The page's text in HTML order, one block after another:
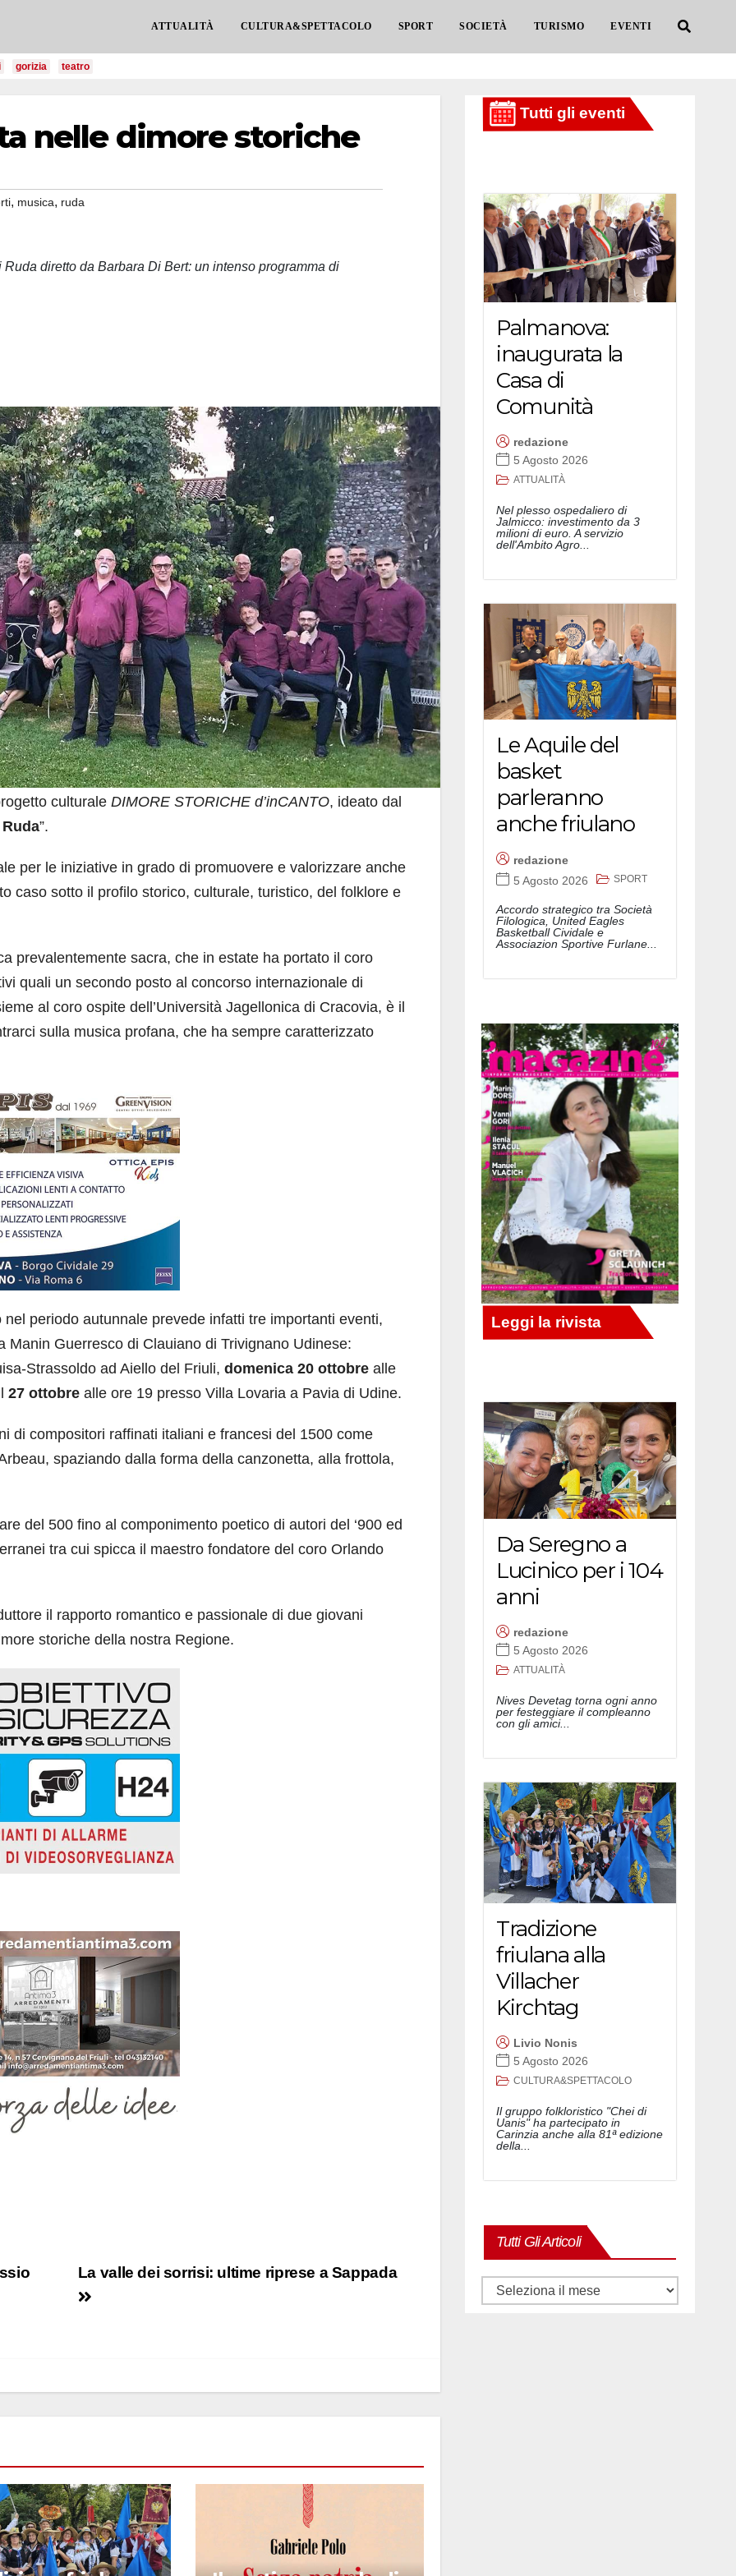
ATTUALITÀ CULTURA&SPETTACOLO SPORT SOCIETÀ TURISMO EVENTI
gorizia teatro
nelle dimore storiche
, musica, ruda
diretto da Barbara Di Bert: un intenso programma di
culturale DIMORE STORICHE d’inCANTO, ideato dal
”.
per le iniziative in grado di promuovere e valorizzare anche
caso sotto il profilo storico, culturale, turistico, del folklore e
prevalentemente sacra, che in estate ha portato il coro
quali un secondo posto al concorso internazionale di
al coro ospite dell’Università Jagellonica di Cracovia, è il
sulla musica profana, che ha sempre caratterizzato
periodo autunnale prevede infatti tre importanti eventi,
Guerresco di Clauiano di Trivignano Udinese:
Strassoldo ad Aiello del Friuli, domenica 20 ottobre alle
27 ottobre alle ore 19 presso Villa Lovaria a Pavia di Udine.
di compositori raffinati italiani e francesi del 1500 come
spaziando dalla forma della canzonetta, alla frottola,
del 500 fino al componimento poetico di autori del ‘900 ed
tra cui spicca il maestro fondatore del coro Orlando
il rapporto romantico e passionale di due giovani
storiche della nostra Regione.
La valle dei sorrisi: ultime riprese a Sappada
Palmanova:
inaugurata la
Casa di
Comunità
redazione
5 Agosto 2026
ATTUALITÀ
Nel plesso ospedaliero di
Jalmicco: investimento da 3
milioni di euro. A servizio
dell'Ambito Agro...
Le Aquile del
basket
parleranno
anche friulano
redazione
5 Agosto 2026
SPORT
Accordo strategico tra Società
Filologica, United Eagles
Basketball Cividale e
Associazion Sportive Furlane...
Da Seregno a
Lucinico per i 104
anni
redazione
5 Agosto 2026
ATTUALITÀ
Nives Devetag torna ogni anno
per festeggiare il compleanno
con gli amici...
Tradizione
friulana alla
Villacher
Kirchtag
Livio Nonis
5 Agosto 2026
CULTURA&SPETTACOLO
Il gruppo folkloristico "Chei di
Uanis" ha partecipato in
Carinzia anche alla 81ª edizione
della...
Tutti Gli Articoli
Tutti